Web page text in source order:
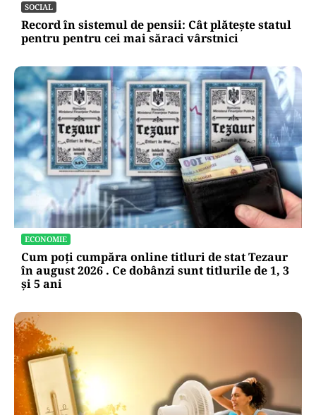
SOCIAL
Record în sistemul de pensii: Cât plătește statul
pentru pentru cei mai săraci vârstnici
ECONOMIE
Cum poți cumpăra online titluri de stat Tezaur
în august 2026 . Ce dobânzi sunt titlurile de 1, 3
și 5 ani